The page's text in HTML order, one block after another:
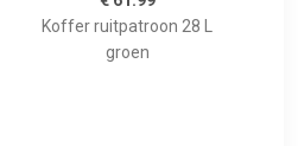
Koffer ruitpatroon 28 L
groen